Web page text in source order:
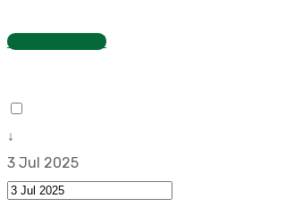
Stundenzettel
↓
3 Jul 2025